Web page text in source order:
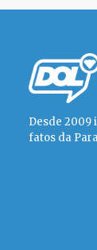
Desde
fatos da